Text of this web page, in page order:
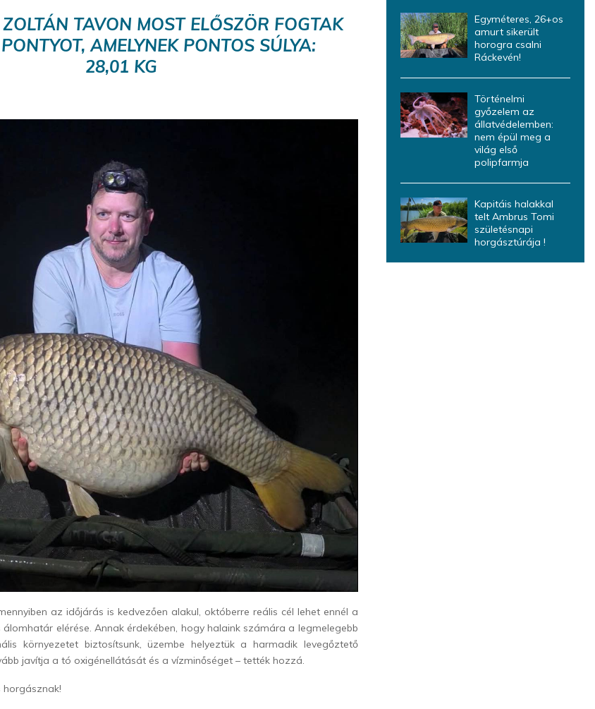
TAVON MOST ELŐSZÖR FOGTAK
AMELYNEK PONTOS SÚLYA:
28,01 KG
az időjárás is kedvezően alakul, októberre reális cél lehet ennél a
elérése. Annak érdekében, hogy halaink számára a legmelegebb
környezetet biztosítsunk, üzembe helyeztük a harmadik levegőztető
javítja a tó oxigénellátását és a vízminőséget – tették hozzá.
horgásznak!
Egyméteres, 26+os
amurt sikerült
horogra csalni
Ráckevén!
Történelmi
győzelem az
állatvédelemben:
nem épül meg a
világ első
polipfarmja
Kapitáis halakkal
telt Ambrus Tomi
születésnapi
horgásztúrája !